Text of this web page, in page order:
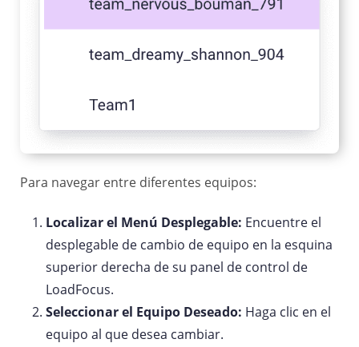
Para navegar entre diferentes equipos:
Localizar el Menú Desplegable: Encuentre el
desplegable de cambio de equipo en la esquina
superior derecha de su panel de control de
LoadFocus.
Seleccionar el Equipo Deseado: Haga clic en el
equipo al que desea cambiar.